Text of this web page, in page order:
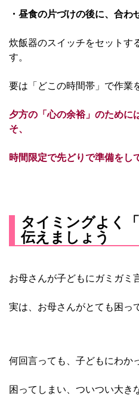
・昼食の片づけの後に、合わ
炊飯器のスイッチをセットす
す。
要は「どこの時間帯」で作業
夕方の「心の余裕」のために
そ、
時間限定で先どりで準備をし
タイミングよく
伝えましょう
お母さんが子どもにガミガミ
実は、お母さんがとても困っ
何回言っても、子どもにわか
困ってしまい、 ついつい大き